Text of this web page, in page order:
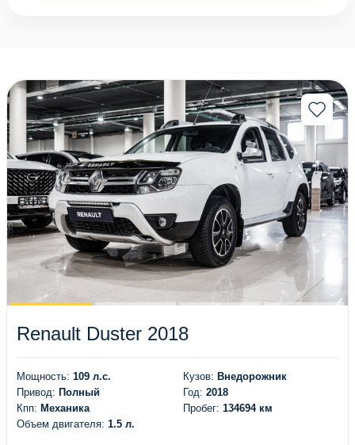
(72)
(59)
(42)
(32)
(28)
(12)
(18)
(14)
(6)
(199)
(34)
(14)
(77)
(11)
(20)
(1)
(4)
(33)
(63)
(74)
(13)
Renault Duster 2018
Мощность: 109 л.с.
Привод: Полный
Кпп: Механика
Объем двигателя: 1.5 л.
Кузов: Внедорожник
Год: 2018
Пробег: 134694 км